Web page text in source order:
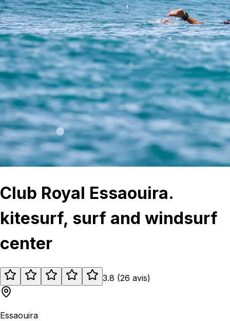
Club Royal Essaouira.
kitesurf, surf and windsurf
center
3.8 (26 avis)
Essaouira